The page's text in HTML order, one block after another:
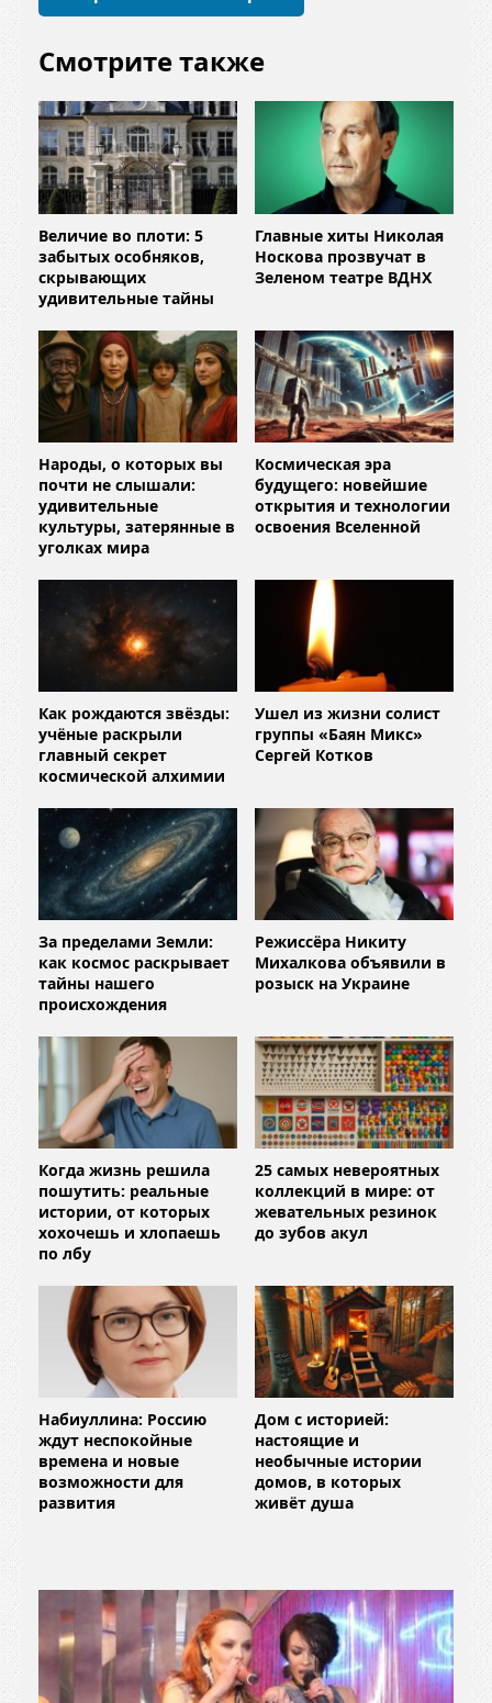
Смотрите также
Величие во плоти: 5
забытых особняков,
скрывающих
удивительные тайны
Главные хиты Николая
Носкова прозвучат в
Зеленом театре ВДНХ
Народы, о которых вы
почти не слышали:
удивительные
культуры, затерянные в
уголках мира
Космическая эра
будущего: новейшие
открытия и технологии
освоения Вселенной
Как рождаются звёзды:
учёные раскрыли
главный секрет
космической алхимии
Ушел из жизни солист
группы «Баян Микс»
Сергей Котков
За пределами Земли:
как космос раскрывает
тайны нашего
происхождения
Режиссёра Никиту
Михалкова объявили в
розыск на Украине
Когда жизнь решила
пошутить: реальные
истории, от которых
хохочешь и хлопаешь
по лбу
25 самых невероятных
коллекций в мире: от
жевательных резинок
до зубов акул
Набиуллина: Россию
ждут неспокойные
времена и новые
возможности для
развития
Дом с историей:
настоящие и
необычные истории
домов, в которых
живёт душа